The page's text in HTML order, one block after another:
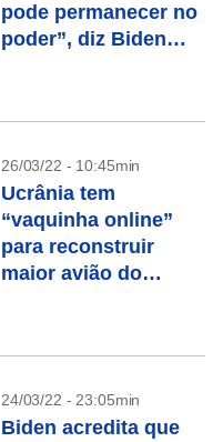
pode permanecer no
poder”, diz Biden
26/03/22 - 10:45min
Ucrânia tem
“vaquinha online”
para reconstruir
maior avião do
24/03/22 - 23:05min
Biden acredita que